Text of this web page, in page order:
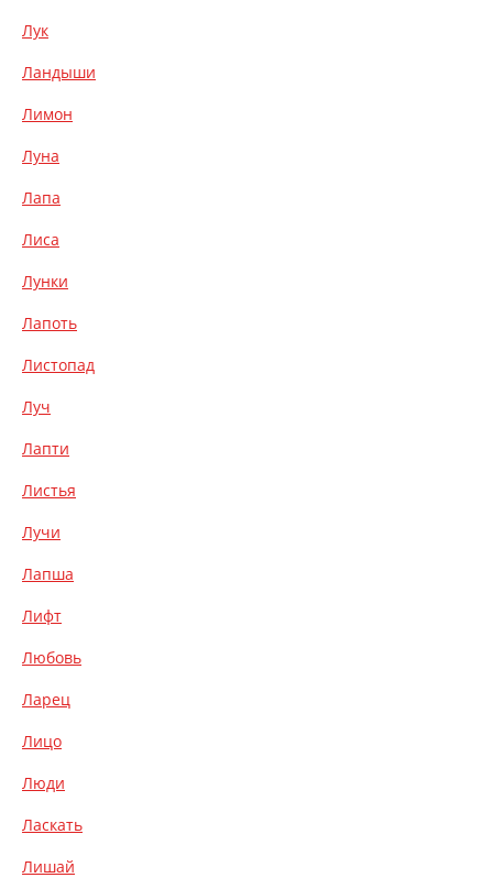
Лук
Ландыши
Лимон
Луна
Лапа
Лиса
Лунки
Лапоть
Листопад
Луч
Лапти
Листья
Лучи
Лапша
Лифт
Любовь
Ларец
Лицо
Люди
Ласкать
Лишай